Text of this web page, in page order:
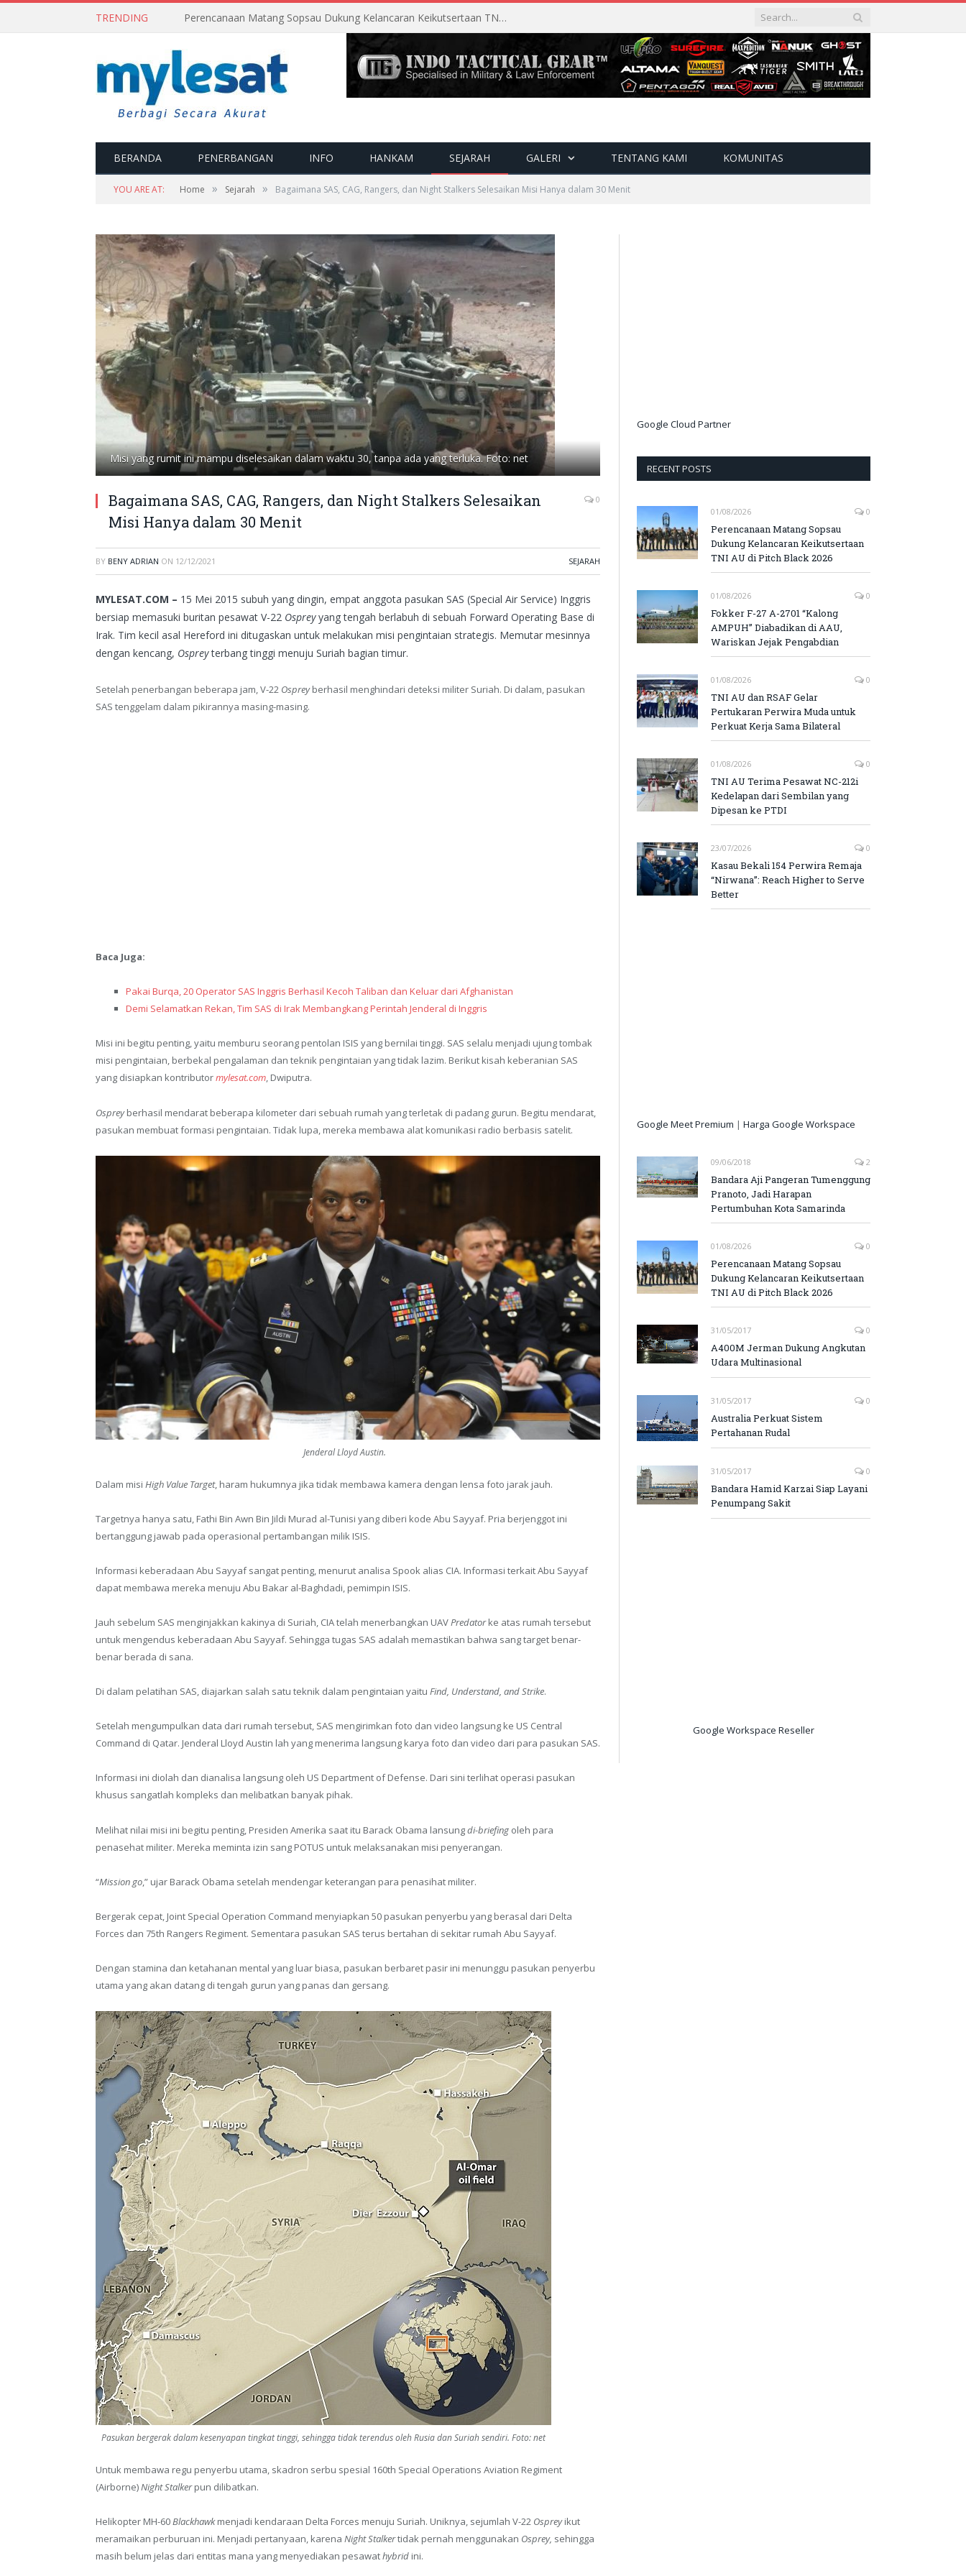
TRENDING Perencanaan Matang Sopsau Dukung Kelancaran Keikutsertaan TNI AU di Pitch Black 2026
BERANDA PENERBANGAN INFO HANKAM SEJARAH GALERI TENTANG KAMI KOMUNITAS
YOU ARE AT: Home » Sejarah » Bagaimana SAS, CAG, Rangers, dan Night Stalkers Selesaikan Misi Hanya dalam 30 Menit
Misi yang rumit ini mampu diselesaikan dalam waktu 30, tanpa ada yang terluka. Foto: net
Bagaimana SAS, CAG, Rangers, dan Night Stalkers Selesaikan
Misi Hanya dalam 30 Menit
0
BY BENY ADRIAN ON 12/12/2021 SEJARAH
MYLESAT.COM – 15 Mei 2015 subuh yang dingin, empat anggota pasukan SAS (Special Air Service) Inggris
bersiap memasuki buritan pesawat V-22 Ospreyyang tengah berlabuh di sebuah Forward Operating Base di
Irak. Tim kecil asal Hereford ini ditugaskan untuk melakukan misi pengintaian strategis. Memutar mesinnya
dengan kencang, Ospreyterbang tinggi menuju Suriah bagian timur.
Setelah penerbangan beberapa jam, V-22 Ospreyberhasil menghindari deteksi militer Suriah. Di dalam, pasukan
SAS tenggelam dalam pikirannya masing-masing.
Baca Juga:
Pakai Burqa, 20 Operator SAS Inggris Berhasil Kecoh Taliban dan Keluar dari Afghanistan
Demi Selamatkan Rekan, Tim SAS di Irak Membangkang Perintah Jenderal di Inggris
Misi ini begitu penting, yaitu memburu seorang pentolan ISIS yang bernilai tinggi. SAS selalu menjadi ujung tombak
misi pengintaian, berbekal pengalaman dan teknik pengintaian yang tidak lazim. Berikut kisah keberanian SAS
yang disiapkan kontributormylesat.com, Dwiputra.
Ospreyberhasil mendarat beberapa kilometer dari sebuah rumah yang terletak di padang gurun. Begitu mendarat,
pasukan membuat formasi pengintaian. Tidak lupa, mereka membawa alat komunikasi radio berbasis satelit.
Jenderal Lloyd Austin.
Dalam misi High Value Target, haram hukumnya jika tidak membawa kamera dengan lensa foto jarak jauh.
Targetnya hanya satu, Fathi Bin Awn Bin Jildi Murad al-Tunisi yang diberi kode Abu Sayyaf. Pria berjenggot ini
bertanggung jawab pada operasional pertambangan milik ISIS.
Informasi keberadaan Abu Sayyaf sangat penting, menurut analisa Spook alias CIA. Informasi terkait Abu Sayyaf
dapat membawa mereka menuju Abu Bakar al-Baghdadi, pemimpin ISIS.
Jauh sebelum SAS menginjakkan kakinya di Suriah, CIA telah menerbangkan UAVPredatorke atas rumah tersebut
untuk mengendus keberadaan Abu Sayyaf. Sehingga tugas SAS adalah memastikan bahwa sang target benar-
benar berada di sana.
Di dalam pelatihan SAS, diajarkan salah satu teknik dalam pengintaian yaitu Find, Understand, and Strike.
Setelah mengumpulkan data dari rumah tersebut, SAS mengirimkan foto dan video langsung ke US Central
Command di Qatar. Jenderal Lloyd Austin lah yang menerima langsung karya foto dan video dari para pasukan SAS.
Informasi ini diolah dan dianalisa langsung oleh US Department of Defense. Dari sini terlihat operasi pasukan
khusus sangatlah kompleks dan melibatkan banyak pihak.
Melihat nilai misi ini begitu penting, Presiden Amerika saat itu Barack Obama lansungdi-briefing oleh para
penasehat militer. Mereka meminta izin sang POTUS untuk melaksanakan misi penyerangan.
“Mission go,” ujar Barack Obama setelah mendengar keterangan para penasihat militer.
Bergerak cepat, Joint Special Operation Command menyiapkan 50 pasukan penyerbu yang berasal dari Delta
Forces dan 75th Rangers Regiment. Sementara pasukan SAS terus bertahan di sekitar rumah Abu Sayyaf.
Dengan stamina dan ketahanan mental yang luar biasa, pasukan berbaret pasir ini menunggu pasukan penyerbu
utama yang akan datang di tengah gurun yang panas dan gersang.
Pasukan bergerak dalam kesenyapan tingkat tinggi, sehingga tidak terendus oleh Rusia dan Suriah sendiri. Foto: net
Untuk membawa regu penyerbu utama, skadron serbu spesial 160th Special Operations Aviation Regiment
(Airborne)Night Stalkerpun dilibatkan.
Helikopter MH-60Blackhawkmenjadi kendaraan Delta Forces menuju Suriah. Uniknya, sejumlah V-22 Ospreyikut
meramaikan perburuan ini. Menjadi pertanyaan, karena Night Stalkertidak pernah menggunakan Osprey, sehingga
masih belum jelas dari entitas mana yang menyediakan pesawathybrid ini.
Google Cloud Partner
RECENT POSTS
01/08/2026 0
Perencanaan Matang Sopsau
Dukung Kelancaran Keikutsertaan
TNI AU di Pitch Black 2026
01/08/2026 0
Fokker F-27 A-2701 “Kalong
AMPUH” Diabadikan di AAU,
Wariskan Jejak Pengabdian
01/08/2026 0
TNI AU dan RSAF Gelar
Pertukaran Perwira Muda untuk
Perkuat Kerja Sama Bilateral
01/08/2026 0
TNI AU Terima Pesawat NC-212i
Kedelapan dari Sembilan yang
Dipesan ke PTDI
23/07/2026 0
Kasau Bekali 154 Perwira Remaja
“Nirwana”: Reach Higher to Serve
Better
Google Meet Premium | Harga Google Workspace
09/06/2018 2
Bandara Aji Pangeran Tumenggung
Pranoto, Jadi Harapan
Pertumbuhan Kota Samarinda
01/08/2026 0
Perencanaan Matang Sopsau
Dukung Kelancaran Keikutsertaan
TNI AU di Pitch Black 2026
31/05/2017 0
A400M Jerman Dukung Angkutan
Udara Multinasional
31/05/2017 0
Australia Perkuat Sistem
Pertahanan Rudal
31/05/2017 0
Bandara Hamid Karzai Siap Layani
Penumpang Sakit
Google Workspace Reseller